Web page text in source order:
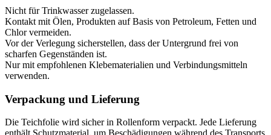
Nicht für Trinkwasser zugelassen.
Kontakt mit Ölen, Produkten auf Basis von Petroleum, Fetten und
Chlor vermeiden.
Vor der Verlegung sicherstellen, dass der Untergrund frei von
scharfen Gegenständen ist.
Nur mit empfohlenen Klebematerialien und Verbindungsmitteln
verwenden.
Verpackung und Lieferung
Die Teichfolie wird sicher in Rollenform verpackt. Jede Lieferung